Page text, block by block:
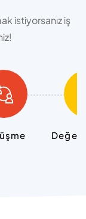
istiyorsanız iş